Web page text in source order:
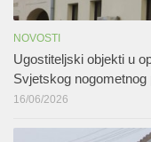
NOVOSTI
Ugostiteljski objekti u
Svjetskog nogometnog
16/06/2026